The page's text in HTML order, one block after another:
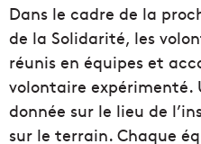
Dans le cadre de la
de la Solidarité, les
réunis en équipes et
volontaire expérimenté.
donnée sur le lieu de
sur le terrain. Chaque